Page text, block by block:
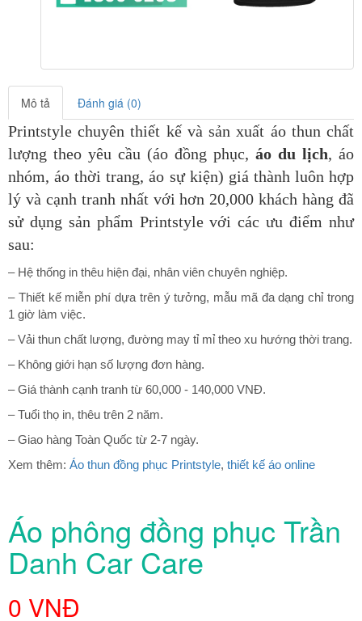
Mô tả Đánh giá (0)
Printstyle chuyên thiết kế và sản xuất áo thun chất
lượng theo yêu cầu (áo đồng phục, áo du lịch, áo
nhóm, áo thời trang, áo sự kiện) giá thành luôn hợp
lý và cạnh tranh nhất với hơn 20,000 khách hàng đã
sử dụng sản phẩm Printstylevới các ưu điểm như
sau:
– Hệ thống in thêu hiện đại, nhân viên chuyên nghiệp.
– Thiết kế miễn phí dựa trên ý tưởng, mẫu mã đa dạng chỉ trong
1 giờ làm việc.
– Vải thun chất lượng, đường may tỉ mỉ theo xu hướng thời trang.
– Không giới hạn số lượng đơn hàng.
– Giá thành cạnh tranh từ 60,000 - 140,000 VNĐ.
– Tuổi thọ in, thêu trên 2 năm.
– Giao hàng Toàn Quốc từ 2-7 ngày.
Xem thêm: Áo thun đồng phục Printstyle, thiết kế áo online
Áo phông đồng phục Trần
Danh Car Care
0 VNĐ